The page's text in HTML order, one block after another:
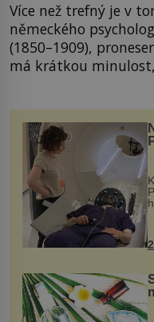
Více než trefný je v
německého
(1850–1909),
má krátkou